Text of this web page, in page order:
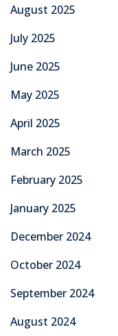
August 2025
July 2025
June 2025
May 2025
April 2025
March 2025
February 2025
January 2025
December 2024
October 2024
September 2024
August 2024